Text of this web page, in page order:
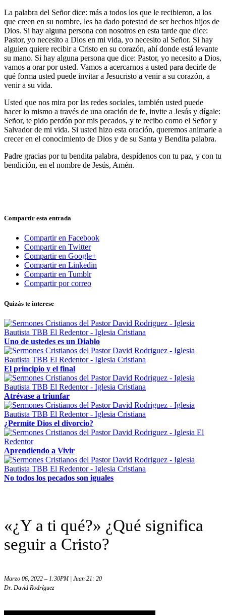
La palabra del Señor dice: más a todos los que le recibieron, a los
que creen en su nombre, les ha dado potestad de ser hechos hijos de
Dios. Si hay alguna persona con nosotros en esta tarde que dice:
Pastor, yo necesito a Dios en mi vida, yo necesito al Señor. Si hay
alguien quiere recibir a Cristo en su corazón, ahí donde está levante
su mano. Si hay alguna persona que dice: Pastor, yo necesito a Dios,
vamos a orar por usted. Vamos a acercarnos a usted para decirle de
qué forma usted puede invitar a Jesucristo a venir a su corazón, a
venir a su vida.
Usted que nos mira por las redes sociales, también usted puede
hacer lo mismo a través de una oración de fe, invite a Jesús y dígale:
Señor, te pido perdón por mis pecados, y te recibo como el Señor y
Salvador de mi vida. Si usted hizo esta oración, queremos animarle a
crecer en el conocimiento de Dios y de su Santa y Bendita palabra.
Padre gracias por tu bendita palabra, despídenos con tu paz, y con tu
bendición, en el nombre de Jesús, Amén.
Compartir esta entrada
Compartir en Facebook
Compartir en Twitter
Compartir en Google+
Compartir en Linkedin
Compartir en Tumblr
Compartir por correo
Quizás te interese
Uno de ustedes es un Diablo
El principio y el final
Atrévase a triunfar
¿Permite Dios el divorcio?
Aprendiendo a Vivir
No todos los pecados son iguales
«¿Y a ti qué?» ¿Qué significa
seguir a Cristo?
Marzo 06, 2022 – 1:30PM | Juan 21: 20
Dr. David Rodríguez